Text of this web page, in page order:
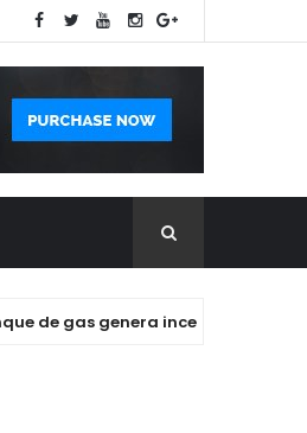
gas genera incendio que afectó